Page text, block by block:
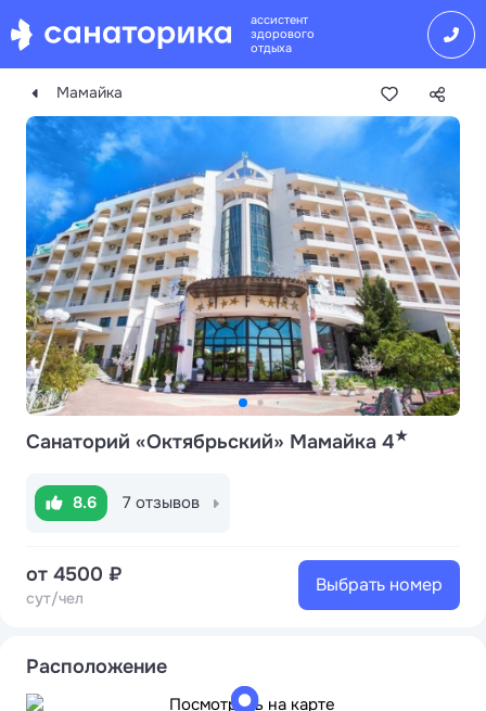
ассистент
здорового
отдыха
Мамайка
Санаторий «Октябрьский» Мамайка 4★
Расположение
8.6 7 отзывов
от 4500 ₽
сут/чел
Выбрать номер